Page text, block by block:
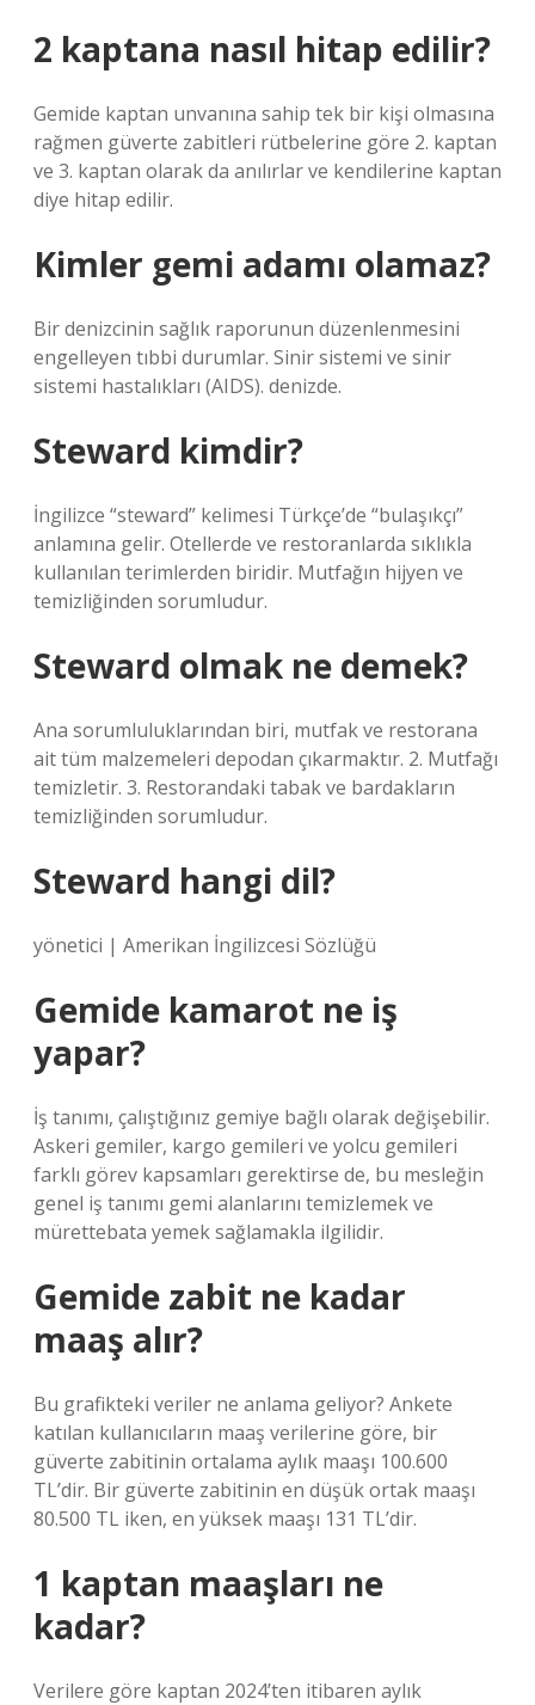
2 kaptana nasıl hitap edilir?
Gemide kaptan unvanına sahip tek bir kişi olmasına
rağmen güverte zabitleri rütbelerine göre 2. kaptan
ve 3. kaptan olarak da anılırlar ve kendilerine kaptan
diye hitap edilir.
Kimler gemi adamı olamaz?
Bir denizcinin sağlık raporunun düzenlenmesini
engelleyen tıbbi durumlar. Sinir sistemi ve sinir
sistemi hastalıkları (AIDS). denizde.
Steward kimdir?
İngilizce “steward” kelimesi Türkçe’de “bulaşıkçı”
anlamına gelir. Otellerde ve restoranlarda sıklıkla
kullanılan terimlerden biridir. Mutfağın hijyen ve
temizliğinden sorumludur.
Steward olmak ne demek?
Ana sorumluluklarından biri, mutfak ve restorana
ait tüm malzemeleri depodan çıkarmaktır. 2. Mutfağı
temizletir. 3. Restorandaki tabak ve bardakların
temizliğinden sorumludur.
Steward hangi dil?
yönetici | Amerikan İngilizcesi Sözlüğü
Gemide kamarot ne iş
yapar?
İş tanımı, çalıştığınız gemiye bağlı olarak değişebilir.
Askeri gemiler, kargo gemileri ve yolcu gemileri
farklı görev kapsamları gerektirse de, bu mesleğin
genel iş tanımı gemi alanlarını temizlemek ve
mürettebata yemek sağlamakla ilgilidir.
Gemide zabit ne kadar
maaş alır?
Bu grafikteki veriler ne anlama geliyor? Ankete
katılan kullanıcıların maaş verilerine göre, bir
güverte zabitinin ortalama aylık maaşı 100.600
TL’dir. Bir güverte zabitinin en düşük ortak maaşı
80.500 TL iken, en yüksek maaşı 131 TL’dir.
1 kaptan maaşları ne
kadar?
Verilere göre kaptan 2024’ten itibaren aylık